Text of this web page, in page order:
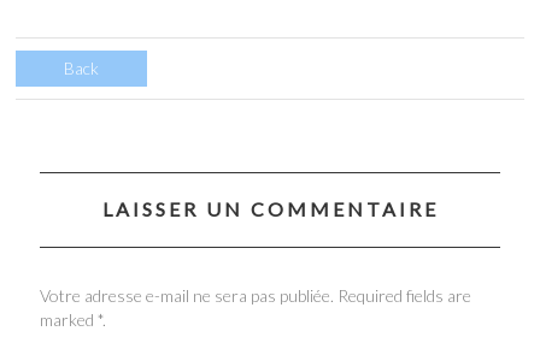
Back
LAISSER UN COMMENTAIRE
Votre adresse e-mail ne sera pas publiée. Required fields are
marked *.